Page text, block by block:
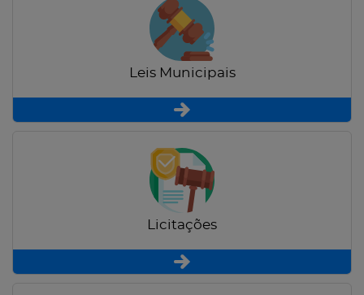
Leis Municipais
Licitações